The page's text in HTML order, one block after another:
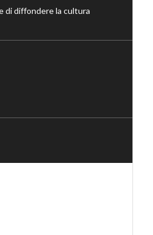
di diffondere la cultura